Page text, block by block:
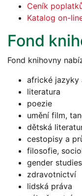
Ceník
Katalog on-
Fond
Fond knihovny
africké jazyky
literatura
poezie
umění film,
dětská
cestopisy a
filosofie,
gender studies
zdravotnictví
lidská práva